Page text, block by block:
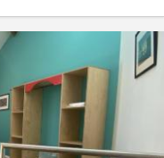
Infos Pratiques
Loyer:
835 €
Charges:
250 €
Durée:
mois, 3-4 mois,
vacances d'été, au mois
Domiciliation:
Acceptée